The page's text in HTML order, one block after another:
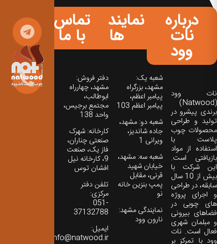
درباره
نات
وود
نات‌ وود
(Natwood)
برندی پیشرو در
تولید و طراحی
محصولات چوب
پلاست با
استفاده از مواد
بازیافتی است.
این شرکت با
بیش از 10 سال
سابقه، در طراحی
و اجرای پروژه
های چوبی در
فضاهای بیرونی
و مبلمان شهری
فعال است. نات
وود با تمرکز بر
نمایندگی
ها
شعبه یک:
مشهد، بزرگراه
پیامبر اعظم،
پیامبر اعظم 103
شعبه دو: مشهد،
جاده شاندیز،
ویرانی 1
شعبه سه: مشهد،
خیابان شهید
قرنی، مقابل
پمپ بنزین خانه
نو
نمایندگی مشهد:
نارون وود
تماس
با ما
دفتر فروش:
مشهد، چهارراه
ابوطالب،
مجتمع برجیس،
واحد 138
کارخانه: شهرک
صنعتی چناران،
فاز یک، صنعت
9، کارخانه نیل
افشان توس
تلفن دفتر
مرکزی:
051-
37132788
ایمیل:
info@natwood.ir